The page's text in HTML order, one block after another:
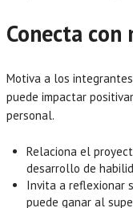
Conecta
Motiva a los
puede impactar
personal.
Relaciona el
desarrollo de
Invita a reflexionar
puede ganar al